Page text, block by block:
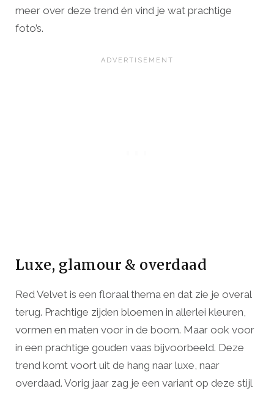
meer over deze trend én vind je wat prachtige
foto’s.
Luxe, glamour & overdaad
Red Velvet is een floraal thema en dat zie je overal
terug. Prachtige zijden bloemen in allerlei kleuren,
vormen en maten voor in de boom. Maar ook voor
in een prachtige gouden vaas bijvoorbeeld. Deze
trend komt voort uit de hang naar luxe, naar
overdaad. Vorig jaar zag je een variant op deze stijl